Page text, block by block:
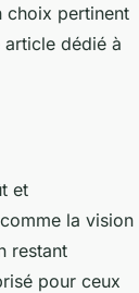
choix pertinent
dédié à
et
la vision
restant
pour ceux